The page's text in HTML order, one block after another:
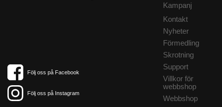
Kampanj
Kontakt
Nyheter
Förmedling
Skrotning
Support
Villkor för
webbshop
Webbshop
Följ oss på Facebook
Följ oss på Instagram